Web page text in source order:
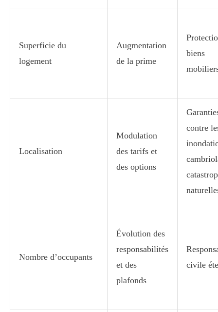
Superficie du
logement
Augmentation
de la prime
biens
Localisation
Modulation
des tarifs et
des options
contre
Nombre d’occupants
Évolution des
responsabilités
et des
plafonds
civile